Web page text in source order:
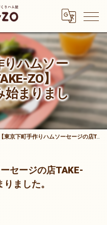
りハムソー
ZO】
始まりまし
【東京下町手作りハムソーセージの店TAKE-ZO】おせちの仕込み始まりました。
セージの店TAKE-
ました。